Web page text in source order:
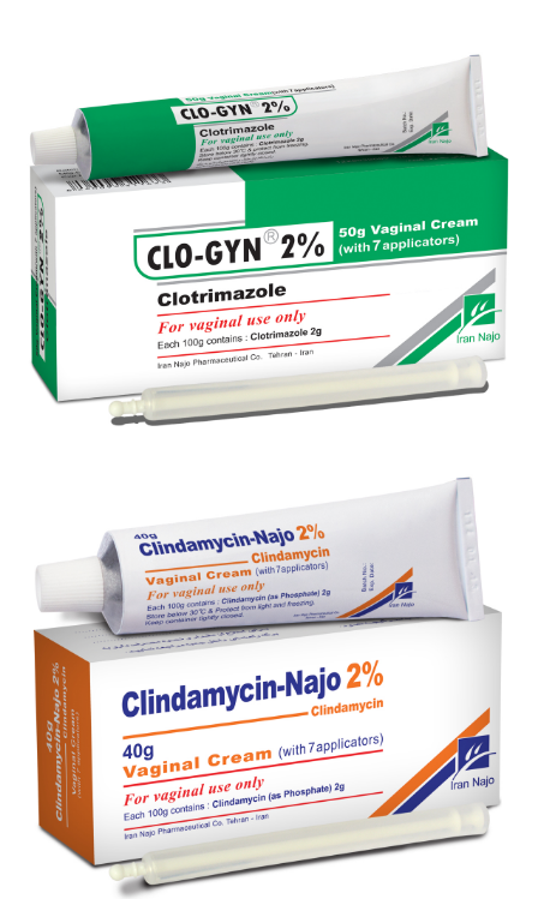
بزرگنمایی توضیحات بیشتر
کرم واژینال کلوژین ® 2% (کلوتریمازول)
بزرگنمایی توضیحات بیشتر